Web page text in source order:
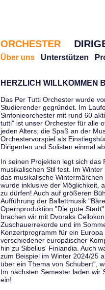
ORCHESTER
Über uns Unterstützen
HERZLICH WILLKOMMEN
Das Per Tutti Orchester wurde
Studierender gegründet. Im
Sinfonieorchester mit rund 60
tutti" ist unser Orchester für alle
jeden Alters, die Spaß an der
Orchestervorspiel als
Dirigenten und Solisten einmal
In seinen Projekten legt sich das
musikalischen Stil fest. Im
das musikalische
wurde inklusive der Möglichkeit,
zu dürfen! Auch auf größeren
Aufführung der Ballettmusik
Opernproduktion "Die gute
brachen wir mit Dvoraks
Zuschauerrekorde und im
Konzertprogramm für ein
verschiedener europäischer
hin zu Sibelius' Finlandia. Auch
zum Beispiel im Winter 2024/25
über ein Thema von Schubert",
Im nächsten Semester laden wir
ein!